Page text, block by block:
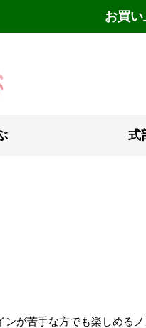
お買
式
ンが苦手な方でも楽しめる